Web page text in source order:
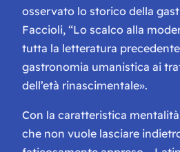
osservato lo storico della
Faccioli, “Lo scalco alla
tutta la letteratura
gastronomia umanistica ai
dell’età rinascimentale».
Con la caratteristica
che non vuole lasciare